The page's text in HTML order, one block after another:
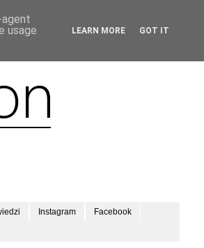
Instagram Facebook
usage
LEARN MORE GOT IT